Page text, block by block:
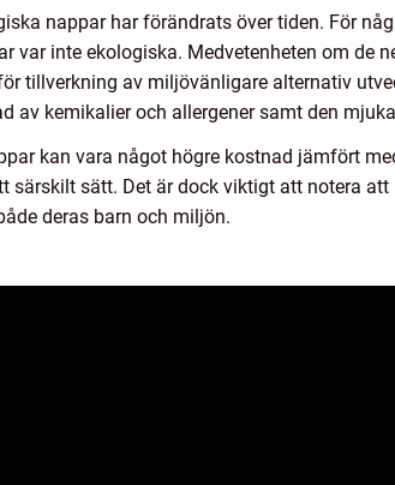
nappar har förändrats över tiden. För
var inte ekologiska. Medvetenheten om de
tillverkning av miljövänligare alternativ
av kemikalier och allergener samt den
kan vara något högre kostnad jämfört
särskilt sätt. Det är dock viktigt att notera
deras barn och miljön.